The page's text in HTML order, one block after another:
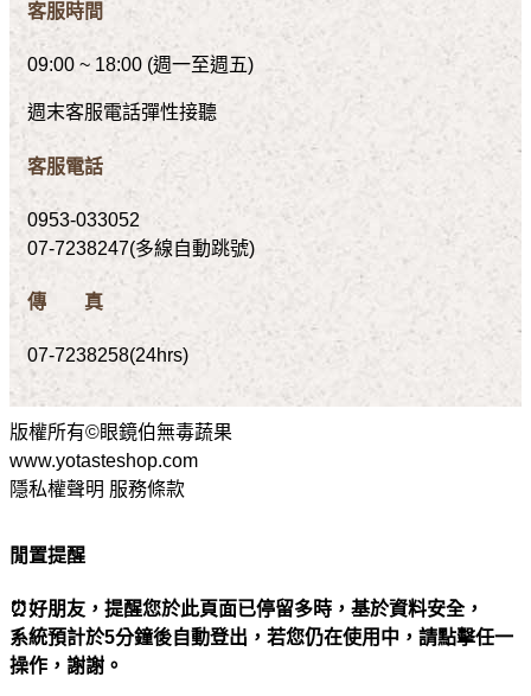
客服時間
09:00 ~ 18:00 (週一至週五)
週末客服電話彈性接聽
客服電話
0953-033052
07-7238247(多線自動跳號)
傳 真
07-7238258(24hrs)
版權所有©眼鏡伯無毒蔬果
www.yotasteshop.com
隱私權聲明 服務條款
閒置提醒
⏰好朋友，提醒您於此頁面已停留多時，基於資料安全，
系統預計於5分鐘後自動登出，若您仍在使用中，請點擊任一
操作，謝謝。